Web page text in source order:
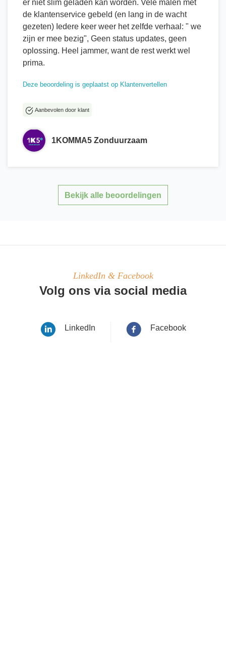
er niet slim geladen kan worden. Vele malen met
de klantenservice gebeld (en lang in de wacht
gezeten) Iedere keer weer het zelfde verhaal: " we
zijn er mee bezig", Geen status updates, geen
oplossing. Heel jammer, want de rest werkt wel
prima.
Deze beoordeling is geplaatst op Klantenvertellen
1KOMMA5 Zonduurzaam
Aanbevolen door klant
Bekijk alle beoordelingen
LinkedIn & Facebook
Volg ons via social media
LinkedIn Facebook